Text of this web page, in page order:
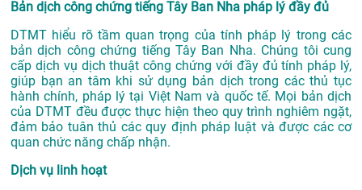
Bản dịch công chứng tiếng Tây Ban Nha pháp lý đầy đủ
DTMT hiểu rõ tầm quan trọng của tính pháp lý trong các
bản dịch công chứng tiếng Tây Ban Nha. Chúng tôi cung
cấp dịch vụ dịch thuật công chứng với đầy đủ tính pháp lý,
giúp bạn an tâm khi sử dụng bản dịch trong các thủ tục
hành chính, pháp lý tại Việt Nam và quốc tế. Mọi bản dịch
của DTMT đều được thực hiện theo quy trình nghiêm ngặt,
đảm bảo tuân thủ các quy định pháp luật và được các cơ
quan chức năng chấp nhận.
Dịch vụ linh hoạt